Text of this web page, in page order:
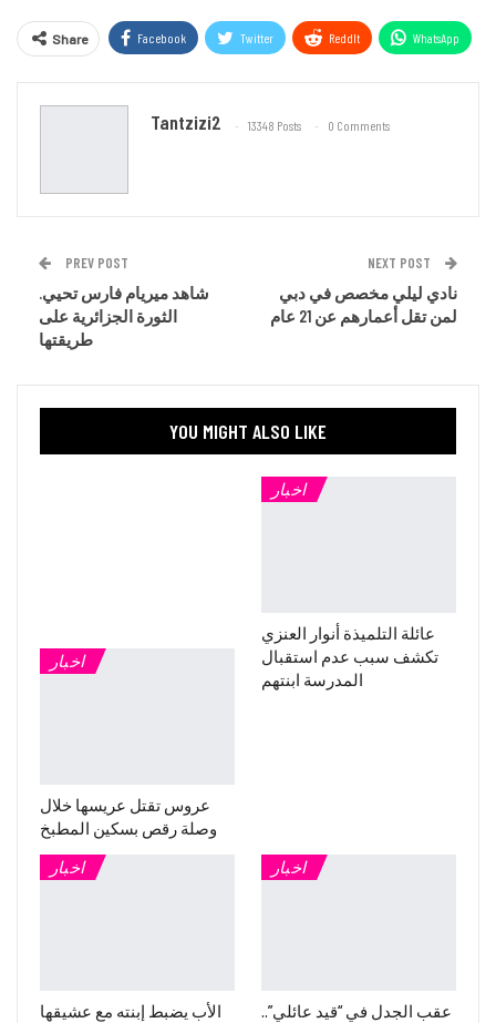
Share Facebook Twitter ReddIt WhatsApp
Tantzizi2 13348 Posts 0 Comments
PREV POST
.شاهد ميريام فارس تحيي
الثورة الجزائرية على
طريقتها
NEXT POST
نادي ليلي مخصص في دبي
لمن تقل أعمارهم عن 21 عام
YOU MIGHT ALSO LIKE
اخبار
عروس تقتل عريسها خلال
وصلة رقص بسكين المطبخ
اخبار
عائلة التلميذة أنوار العنزي
تكشف سبب عدم استقبال
المدرسة ابنتهم
اخبار
الأب يضبط إبنته مع عشيقها
اخبار
عقب الجدل في “قيد عائلي”..